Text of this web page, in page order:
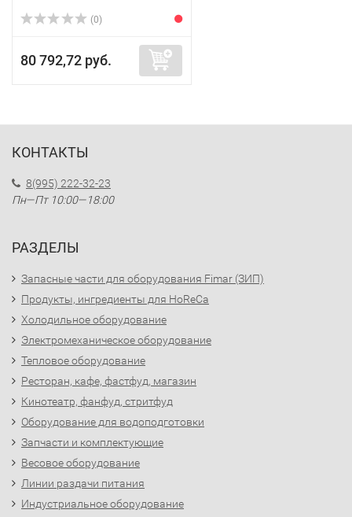
(0)
80 792,72 руб.
КОНТАКТЫ
8(995) 222-32-23
Пн—Пт 10:00—18:00
РАЗДЕЛЫ
Запасные части для оборудования Fimar (ЗИП)
Продукты, ингредиенты для HoReCa
Холодильное оборудование
Электромеханическое оборудование
Тепловое оборудование
Ресторан, кафе, фастфуд, магазин
Кинотеатр, фанфуд, стритфуд
Оборудование для водоподготовки
Запчасти и комплектующие
Весовое оборудование
Линии раздачи питания
Индустриальное оборудование